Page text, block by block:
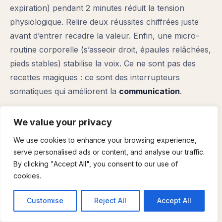
We value your privacy
We use cookies to enhance your browsing experience,
serve personalised ads or content, and analyse our traffic.
By clicking "Accept All", you consent to our use of
cookies.
Customise Reject All Accept All
expiration) pendant 2 minutes réduit la tension
physiologique. Relire deux réussites chiffrées juste
avant d’entrer recadre la valeur. Enfin, une micro-
routine corporelle (s’asseoir droit, épaules relâchées,
pieds stables) stabilise la voix. Ce ne sont pas des
recettes magiques : ce sont des interrupteurs
somatiques qui améliorent la communication.
Après l’entretien : le message de
remerciement comme preuve de
rigueur
Dans les 24 heures, un email bref, personnalisé,
rappelant un point discuté et ajoutant une
information utile, peut faire la différence quand
plusieurs candidatures se valent. Exemple : “Suite à